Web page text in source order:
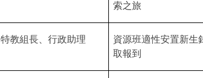
索之旅
特教組長、行政助理
資源班適性安置新生
取報到